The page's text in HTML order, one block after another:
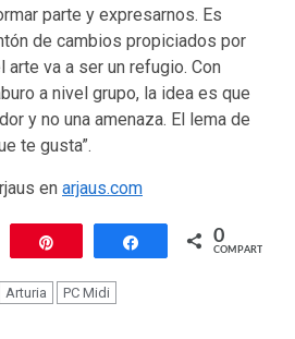
parte y expresarnos. Es
de cambios propiciados por
arte va a ser un refugio. Con
a nivel grupo, la idea es que
y no una amenaza. El lema de
te gusta”.
en arjaus.com
Compartir
0
COMPARTIR
Arturia PC Midi